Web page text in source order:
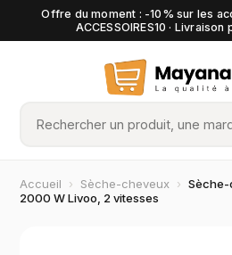
Offre du moment : -10% sur les
ACCESSOIRES10 ·
Accueil › Sèche-cheveux › Sèche-
2000 W Livoo, 2 vitesses